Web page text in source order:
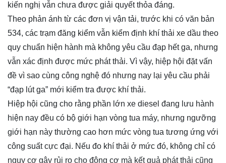
kiến nghị vẫn chưa được giải quyết thỏa đáng.
Theo phản ánh từ các đơn vị vận tải, trước khi có văn bản
534, các trạm đăng kiểm vẫn kiểm định khí thải xe dầu theo
quy chuẩn hiện hành mà không yêu cầu đạp hết ga, nhưng
vẫn xác định được mức phát thải. Vì vậy, hiệp hội đặt vấn
đề vì sao cùng công nghệ đó nhưng nay lại yêu cầu phải
“đạp lút ga” mới kiểm tra được khí thải.
Hiệp hội cũng cho rằng phần lớn xe diesel đang lưu hành
hiện nay đều có bộ giới hạn vòng tua máy, nhưng ngưỡng
giới hạn này thường cao hơn mức vòng tua tương ứng với
công suất cực đại. Nếu đo khí thải ở mức đó, không chỉ có
nguy cơ gây rủi ro cho động cơ mà kết quả phát thải cũng